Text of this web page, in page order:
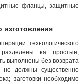
фланцы, защитные
изготовления
технологического
на простые,
выполнены без возврата
не должны существенно
заготовки необходимо